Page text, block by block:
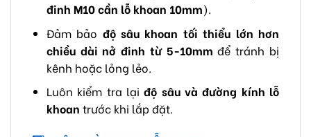
đinh M10 cần lỗ khoan 10mm).
Đảm bảo độ sâu khoan tối thiểu lớn hơn
chiều dài nở đinh từ 5-10mm để tránh bị
kênh hoặc lỏng lẻo.
Luôn kiểm tra lạiđộ sâu và đường kính lỗ
khoan trước khi lắp đặt.